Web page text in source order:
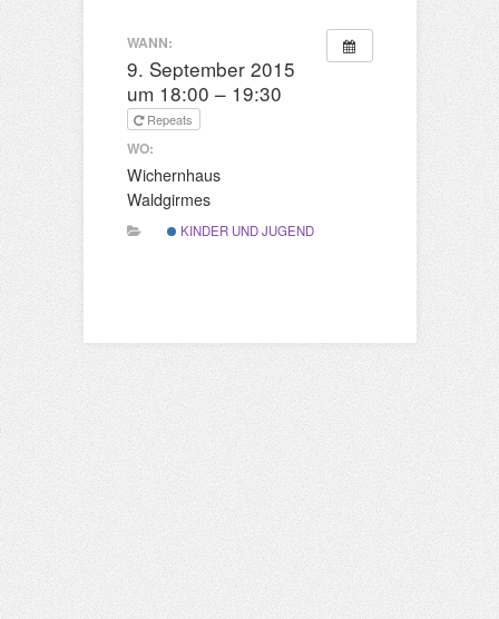
WANN:
9. September 2015
um 18:00 – 19:30
Repeats
WO:
Wichernhaus
Waldgirmes
KINDER UND JUGEND